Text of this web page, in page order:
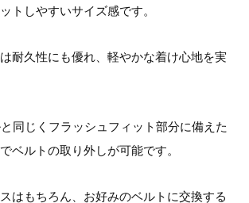
トしやすいサイズ感です。
耐久性にも優れ、軽やかな着け心地を実
同じくフラッシュフィット部分に備えた
ベルトの取り外しが可能です。
はもちろん、お好みのベルトに交換する